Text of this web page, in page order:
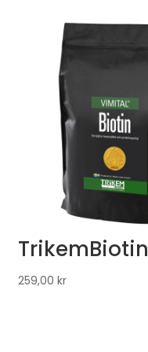
TrikemBiotin
259,00 kr